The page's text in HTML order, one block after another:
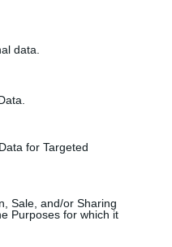
data.
for Targeted
Sale, and/or Sharing
Purposes for which it